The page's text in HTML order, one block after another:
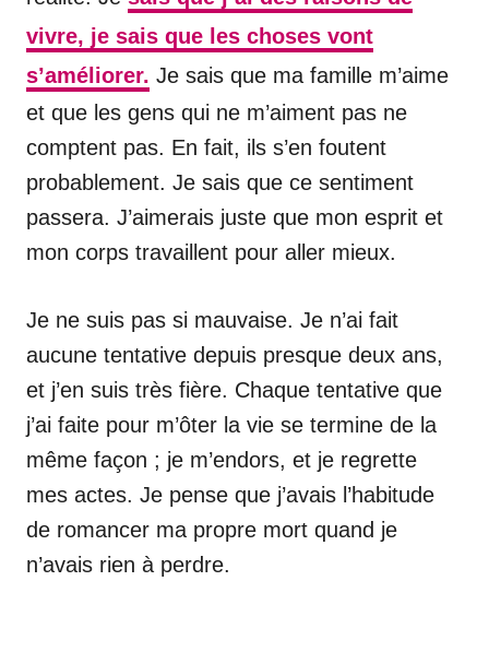
vivre, je sais que les choses vont
s’améliorer. Je sais que ma famille m’aime
et que les gens qui ne m’aiment pas ne
comptent pas. En fait, ils s’en foutent
probablement. Je sais que ce sentiment
passera. J’aimerais juste que mon esprit et
mon corps travaillent pour aller mieux.
Je ne suis pas si mauvaise. Je n’ai fait
aucune tentative depuis presque deux ans,
et j’en suis très fière. Chaque tentative que
j’ai faite pour m’ôter la vie se termine de la
même façon ; je m’endors, et je regrette
mes actes. Je pense que j’avais l’habitude
de romancer ma propre mort quand je
n’avais rien à perdre.